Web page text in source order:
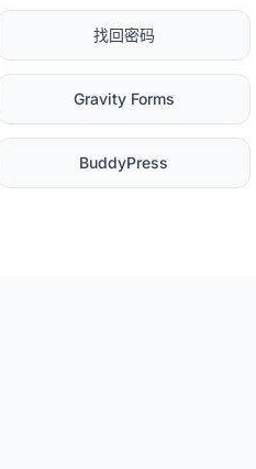
找回密码
Gravity Forms
BuddyPress